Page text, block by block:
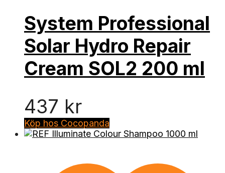
System Professional
Solar Hydro Repair
Cream SOL2 200 ml
437 kr
Köp hos Cocopanda